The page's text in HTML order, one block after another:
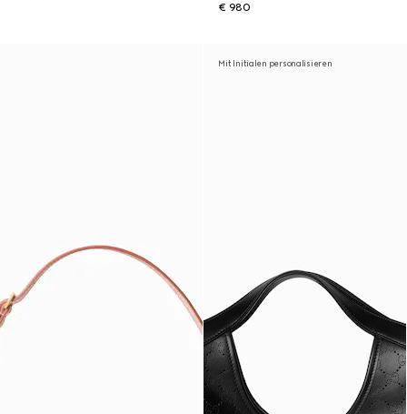
€ 980
Mit Initialen personalisieren